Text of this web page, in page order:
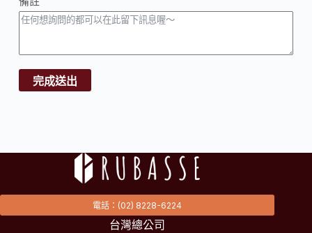
完成送出
電話：(02) 8228-6224
台灣總公司